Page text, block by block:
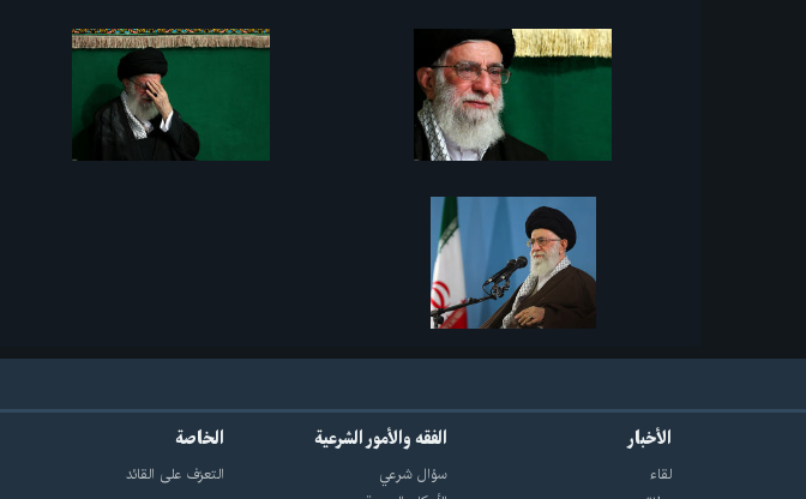
الأخبار
لقاء
الفقه والأمور الشرعية
سؤال شرعي
الخاصة
التعرّف على القائد